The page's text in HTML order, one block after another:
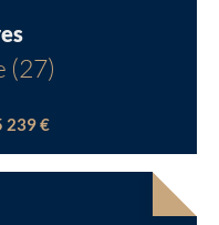
(27)
239 €